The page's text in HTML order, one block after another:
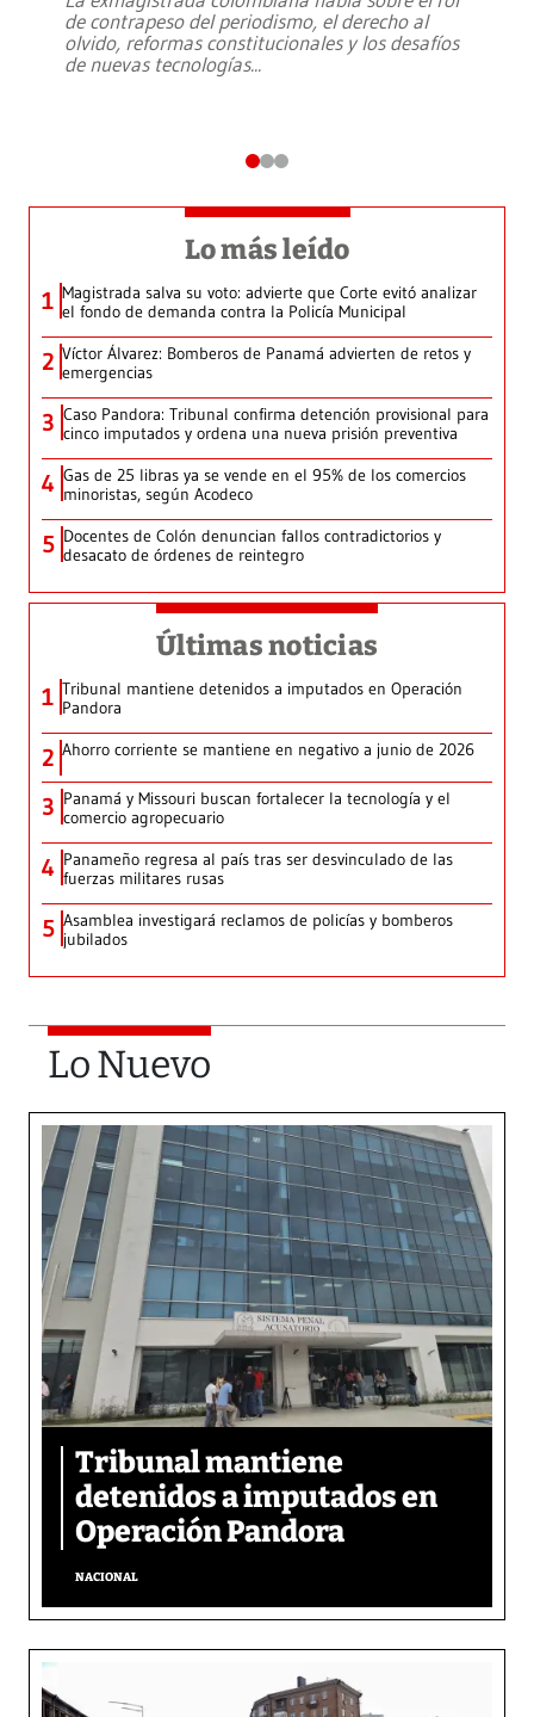
de contrapeso del periodismo, el derecho al
olvido, reformas constitucionales y los desafíos
de nuevas tecnologías...
Lo más leído
1 Magistrada salva su voto: advierte que Corte evitó analizar
el fondo de demanda contra la Policía Municipal
2 Víctor Álvarez: Bomberos de Panamá advierten de retos y
emergencias
3 Caso Pandora: Tribunal confirma detención provisional para
cinco imputados y ordena una nueva prisión preventiva
4 Gas de 25 libras ya se vende en el 95% de los comercios
minoristas, según Acodeco
5 Docentes de Colón denuncian fallos contradictorios y
desacato de órdenes de reintegro
Últimas noticias
1 Tribunal mantiene detenidos a imputados en Operación
Pandora
2 Ahorro corriente se mantiene en negativo a junio de 2026
3 Panamá y Missouri buscan fortalecer la tecnología y el
comercio agropecuario
4 Panameño regresa al país tras ser desvinculado de las
fuerzas militares rusas
5 Asamblea investigará reclamos de policías y bomberos
jubilados
Lo Nuevo
Tribunal mantiene
detenidos a imputados en
Operación Pandora
NACIONAL